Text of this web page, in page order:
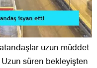
uzun müddet
süren bekleyişten